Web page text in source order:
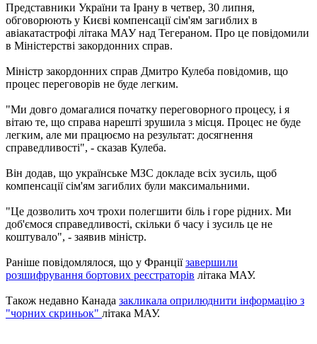
Представники України та Ірану в четвер, 30 липня,
обговорюють у Києві компенсації сім'ям загиблих в
авіакатастрофі літака МАУ над Тегераном. Про це повідомили
в Міністерстві закордонних справ.
Міністр закордонних справ Дмитро Кулеба повідомив, що
процес переговорів не буде легким.
"Ми довго домагалися початку переговорного процесу, і я
вітаю те, що справа нарешті зрушила з місця. Процес не буде
легким, але ми працюємо на результат: досягнення
справедливості", - сказав Кулеба.
Він додав, що українське МЗС докладе всіх зусиль, щоб
компенсації сім'ям загиблих були максимальними.
"Це дозволить хоч трохи полегшити біль і горе рідних. Ми
доб'ємося справедливості, скільки б часу і зусиль це не
коштувало", - заявив міністр.
Раніше повідомлялося, що у Франціїзавершили
розшифрування бортових реєстраторів літака МАУ.
Також недавно Канада закликала оприлюднити інформацію з
"чорних скриньок" літака МАУ.